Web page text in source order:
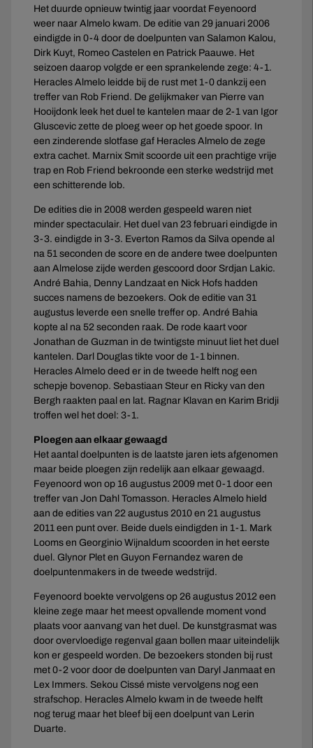
Het duurde opnieuw twintig jaar voordat Feyenoord
weer naar Almelo kwam. De editie van 29 januari 2006
eindigde in 0-4 door de doelpunten van Salamon Kalou,
Dirk Kuyt, Romeo Castelen en Patrick Paauwe. Het
seizoen daarop volgde er een sprankelende zege: 4-1.
Heracles Almelo leidde bij de rust met 1-0 dankzij een
treffer van Rob Friend. De gelijkmaker van Pierre van
Hooijdonk leek het duel te kantelen maar de 2-1 van Igor
Gluscevic zette de ploeg weer op het goede spoor. In
een zinderende slotfase gaf Heracles Almelo de zege
extra cachet. Marnix Smit scoorde uit een prachtige vrije
trap en Rob Friend bekroonde een sterke wedstrijd met
een schitterende lob.
De edities die in 2008 werden gespeeld waren niet
minder spectaculair. Het duel van 23 februari eindigde in
3-3. eindigde in 3-3. Everton Ramos da Silva opende al
na 51 seconden de score en de andere twee doelpunten
aan Almelose zijde werden gescoord door Srdjan Lakic.
André Bahia, Denny Landzaat en Nick Hofs hadden
succes namens de bezoekers. Ook de editie van 31
augustus leverde een snelle treffer op. André Bahia
kopte al na 52 seconden raak. De rode kaart voor
Jonathan de Guzman in de twintigste minuut liet het duel
kantelen. Darl Douglas tikte voor de 1-1 binnen.
Heracles Almelo deed er in de tweede helft nog een
schepje bovenop. Sebastiaan Steur en Ricky van den
Bergh raakten paal en lat. Ragnar Klavan en Karim Bridji
troffen wel het doel: 3-1.
Ploegen aan elkaar gewaagd
Het aantal doelpunten is de laatste jaren iets afgenomen
maar beide ploegen zijn redelijk aan elkaar gewaagd.
Feyenoord won op 16 augustus 2009 met 0-1 door een
treffer van Jon Dahl Tomasson. Heracles Almelo hield
aan de edities van 22 augustus 2010 en 21 augustus
2011 een punt over. Beide duels eindigden in 1-1. Mark
Looms en Georginio Wijnaldum scoorden in het eerste
duel. Glynor Plet en Guyon Fernandez waren de
doelpuntenmakers in de tweede wedstrijd.
Feyenoord boekte vervolgens op 26 augustus 2012 een
kleine zege maar het meest opvallende moment vond
plaats voor aanvang van het duel. De kunstgrasmat was
door overvloedige regenval gaan bollen maar uiteindelijk
kon er gespeeld worden. De bezoekers stonden bij rust
met 0-2 voor door de doelpunten van Daryl Janmaat en
Lex Immers. Sekou Cissé miste vervolgens nog een
strafschop. Heracles Almelo kwam in de tweede helft
nog terug maar het bleef bij een doelpunt van Lerin
Duarte.